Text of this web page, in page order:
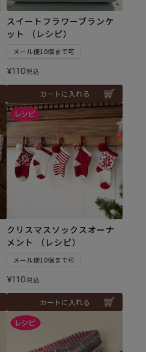
スイートフラワーブランケ
ット （レシピ）
メール便10個まで可
¥110税込
カートに入れる
クリスマスソックスオーナ
メント （レシピ）
メール便10個まで可
¥110税込
カートに入れる